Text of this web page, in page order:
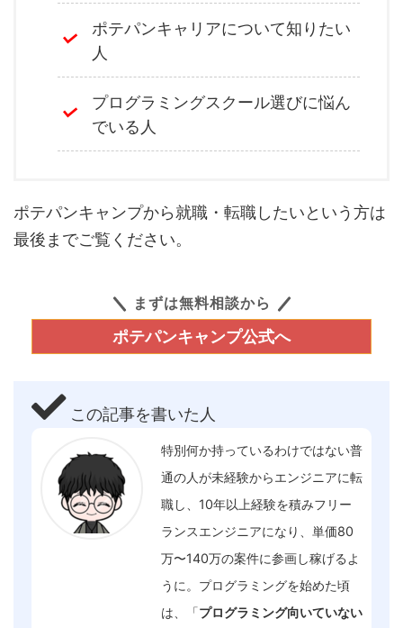
ポテパンキャリアについて知りたい
人
プログラミングスクール選びに悩ん
でいる人
ポテパンキャンプから就職・転職したいという方は
最後までご覧ください。
まずは無料相談から
ポテパンキャンプ公式へ
この記事を書いた人
特別何か持っているわけではない普
通の人が未経験からエンジニアに転
職し、10年以上経験を積みフリー
ランスエンジニアになり、単価80
万〜140万の案件に参画し稼げるよ
うに。プログラミングを始めた頃
は、「プログラミング向いていない